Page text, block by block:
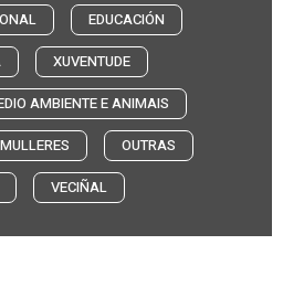
EDUCACIÓN
XUVENTUDE
AMBIENTE E ANIMAIS
MULLERES
OUTRAS
VECIÑAL